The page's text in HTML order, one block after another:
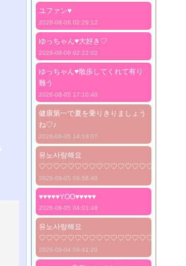
ユファン♥️
2026-08-06 02:29:12
ゆっちゃん♥️大好き♡
2026-08-06 02:22:02
ゆっちゃん♥️散歩してくれて有り
難う
2026-08-05 17:10:40
健康第一で夏を乗りきりましょう
ね♡♪
2026-08-05 14:19:07
유노사랑해요
2026-08-05 09:58:40
♥♥♥♥♥YOO♥♥♥♥♥
2026-08-05 04:01:48
유노사랑해요
2026-08-04 09:41:20